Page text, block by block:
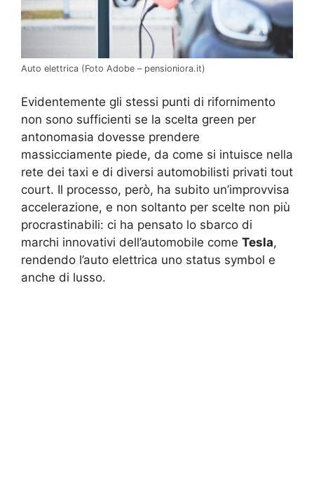
Auto elettrica (Foto Adobe – pensioniora.it)
Evidentemente gli stessi punti di rifornimento
non sono sufficienti se la scelta green per
antonomasia dovesse prendere
massicciamente piede, da come si intuisce nella
rete dei taxi e di diversi automobilisti privati tout
court. Il processo, però, ha subito un’improvvisa
accelerazione, e non soltanto per scelte non più
procrastinabili: ci ha pensato lo sbarco di
marchi innovativi dell’automobile come Tesla,
rendendo l’auto elettrica uno status symbol e
anche di lusso.